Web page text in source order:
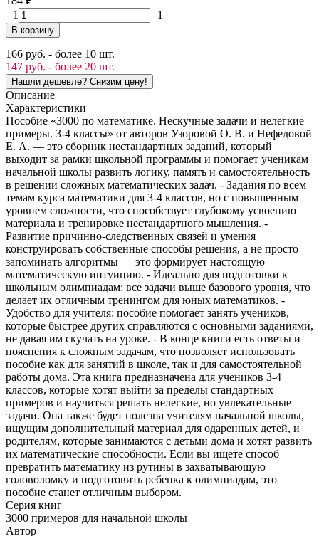
1
1
В корзину
166 руб. - более 10 шт.
147 руб. - более 20 шт.
Описание
Характеристики
Пособие «3000 по математике. Нескучные задачи и нелегкие
примеры. 3-4 классы» от авторов Узоровой О. В. и Нефедовой
Е. А. — это сборник нестандартных заданий, который
выходит за рамки школьной программы и помогает ученикам
начальной школы развить логику, память и самостоятельность
в решении сложных математических задач. - Задания по всем
темам курса математики для 3-4 классов, но с повышенным
уровнем сложности, что способствует глубокому усвоению
материала и тренировке нестандартного мышления. -
Развитие причинно-следственных связей и умения
конструировать собственные способы решения, а не просто
запоминать алгоритмы — это формирует настоящую
математическую интуицию. - Идеально для подготовки к
школьным олимпиадам: все задачи выше базового уровня, что
делает их отличным тренингом для юных математиков. -
Удобство для учителя: пособие помогает занять учеников,
которые быстрее других справляются с основными заданиями,
не давая им скучать на уроке. - В конце книги есть ответы и
пояснения к сложным задачам, что позволяет использовать
пособие как для занятий в школе, так и для самостоятельной
работы дома. Эта книга предназначена для учеников 3-4
классов, которые хотят выйти за пределы стандартных
примеров и научиться решать нелегкие, но увлекательные
задачи. Она также будет полезна учителям начальной школы,
ищущим дополнительный материал для одаренных детей, и
родителям, которые занимаются с детьми дома и хотят развить
их математические способности. Если вы ищете способ
превратить математику из рутины в захватывающую
головоломку и подготовить ребенка к олимпиадам, это
пособие станет отличным выбором.
Серия книг
3000 примеров для начальной школы
Автор